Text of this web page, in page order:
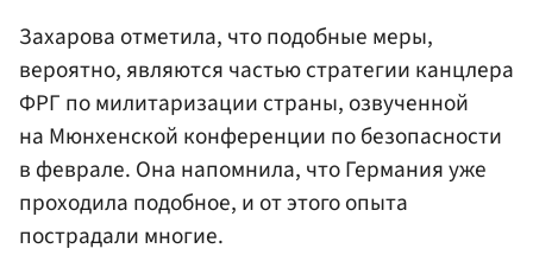
Захарова отметила, что подобные меры,
вероятно, являются частью стратегии канцлера
ФРГ по милитаризации страны, озвученной
на Мюнхенской конференции по безопасности
в феврале. Она напомнила, что Германия уже
проходила подобное, и от этого опыта
пострадали многие.